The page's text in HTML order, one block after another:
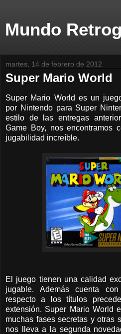
Mundo
martes, 14 de febrero de 2012
Super Mario World
Super Mario World es un
por Nintendo para Super
estilo de las entregas
Game Boy, nos encontramos
jugabilidad increíble.
El juego tienen una calidad
jugable. Además cuenta
respecto a los títulos
extensión. Super Mario World
muchas fases secretas y otras
nos lleva a la segunda